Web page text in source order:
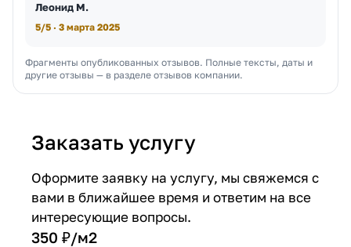
Леонид М.
5/5 · 3 марта 2025
Фрагменты опубликованных отзывов. Полные тексты, даты и
другие отзывы — в разделе отзывов компании.
Заказать услугу
Оформите заявку на услугу, мы свяжемся с
вами в ближайшее время и ответим на все
интересующие вопросы.
350 ₽/м2